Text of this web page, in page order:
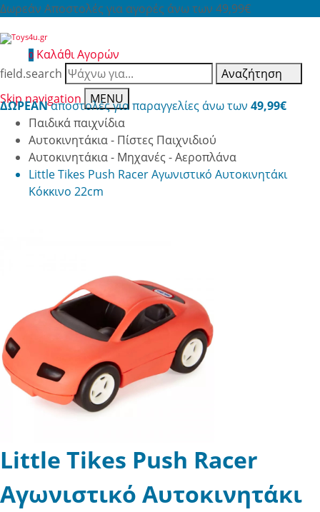
Δωρεάν Αποστολές για αγορές άνω των 49,99€
0 Καλάθι Αγορών
field.search
Αναζήτηση
Skip navigation
MENU
ΔΩΡΕΑΝαποστολές για παραγγελίες άνω των 49,99€
Παιδικά παιχνίδια
Αυτοκινητάκια - Πίστες Παιχνιδιού
Αυτοκινητάκια - Μηχανές - Αεροπλάνα
Little Tikes Push Racer Αγωνιστικό Αυτοκινητάκι
Κόκκινο 22cm
Little Tikes Push Racer
Αγωνιστικό Αυτοκινητάκι